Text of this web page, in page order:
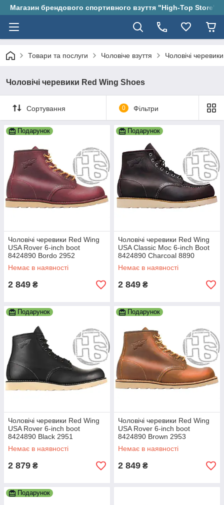
Магазин брендового спортивного взуття "High-Top Store"
Товари та послуги Чоловіче взуття Чоловічі черевики
Чоловічі черевики Red Wing Shoes
Сортування 0 Фільтри
Подарунок
Чоловічі черевики Red Wing
USA Rover 6-inch boot
8424890 Bordo 2952
Немає в наявності
2 849 ₴
Подарунок
Чоловічі черевики Red Wing
USA Classic Moc 6-inch Boot
8424890 Charcoal 8890
Немає в наявності
2 849 ₴
Подарунок
Чоловічі черевики Red Wing
USA Rover 6-inch boot
8424890 Black 2951
Немає в наявності
2 879 ₴
Подарунок
Чоловічі черевики Red Wing
USA Rover 6-inch boot
8424890 Brown 2953
Немає в наявності
2 849 ₴
Подарунок